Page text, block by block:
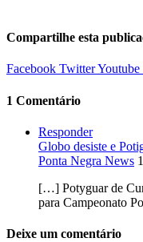
Compartilhe esta
Facebook TwitterYoutube
1 Comentário
Responder
Globo desiste e
Ponta Negra News
[…] Potyguar de
para Campeonato
Deixe um comentário